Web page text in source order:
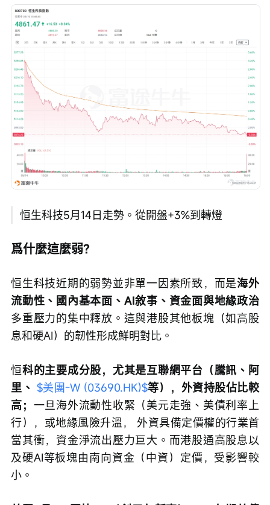
恒生科技5月14日走勢。從開盤+3%到轉燈
爲什麼這麼弱？
恒生科技近期的弱勢並非單一因素所致，而是海外
流動性、國內基本面、AI敘事、資金面與地緣政治
多重壓力的集中釋放。這與港股其他板塊（如高股
息和硬AI）的韌性形成鮮明對比。
恒科的主要成分股，尤其是互聯網平台（騰訊、阿
里、 $美團-W (03690.HK)$等），外資持股佔比較
高； 一旦海外流動性收緊（美元走強、美債利率上
行），或地緣風險升溫， 外資具備定價權的行業首
當其衝，資金淨流出壓力巨大。而港股通高股息以
及硬AI等板塊由南向資金（中資）定價，受影響較
小。